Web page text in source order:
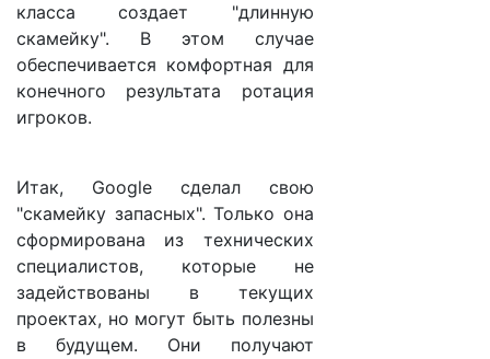
класса создает "длинную
скамейку". В этом случае
обеспечивается комфортная для
конечного результата ротация
игроков.
Итак, Google сделал свою
"скамейку запасных". Только она
сформирована из технических
специалистов, которые не
задействованы в текущих
проектах, но могут быть полезны
в будущем. Они получают